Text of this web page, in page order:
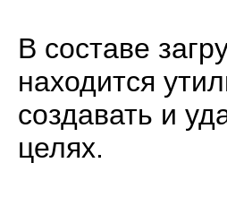
В составе
находится
создавать и
целях.